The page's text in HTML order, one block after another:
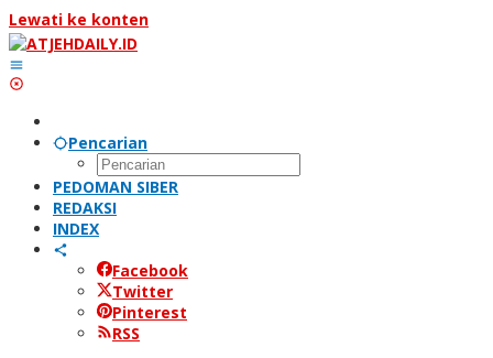
Lewati ke konten
Pencarian
PEDOMAN SIBER
REDAKSI
INDEX
Facebook
Twitter
Pinterest
RSS